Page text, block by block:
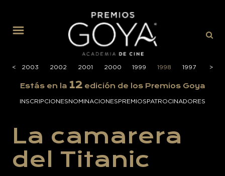
<
< 2003 2002 2001 2000 1999 1998 1997 1996
>
>
Estás en la 12edición de los Premios Goya
INSCRIPCIONESNOMINACIONESPREMIOSPATROCINADORES
La camarera
del Titanic